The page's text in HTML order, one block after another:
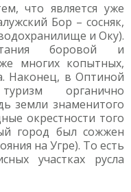
что является уже
Бор – сосняк,
и Оку).
боровой и
многих копытных,
Наконец, в Оптиной
органично
земли знаменитого
окрестности того
город был сожжен
на Угре). То есть
участках русла